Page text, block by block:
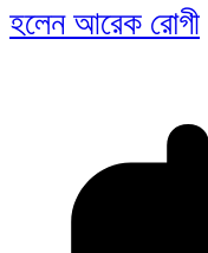
হলেন আরেক রোগী